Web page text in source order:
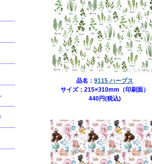
品名： 9115 ハーブス
サイズ：215×310mm（印刷面）
440円(税込)